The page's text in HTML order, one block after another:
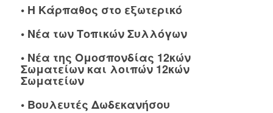
• Η Κάρπαθος στο εξωτερικό
• Νέα των Τοπικών Συλλόγων
• Νέα της Ομοσπονδίας 12κών
Σωματείων και λοιπών 12κών
Σωματείων
• Βουλευτές Δωδεκανήσου